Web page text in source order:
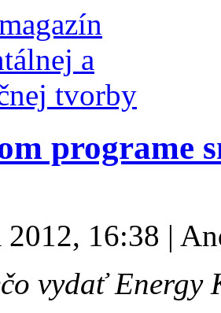
programe
2012, 16:38 |
vydať Energy